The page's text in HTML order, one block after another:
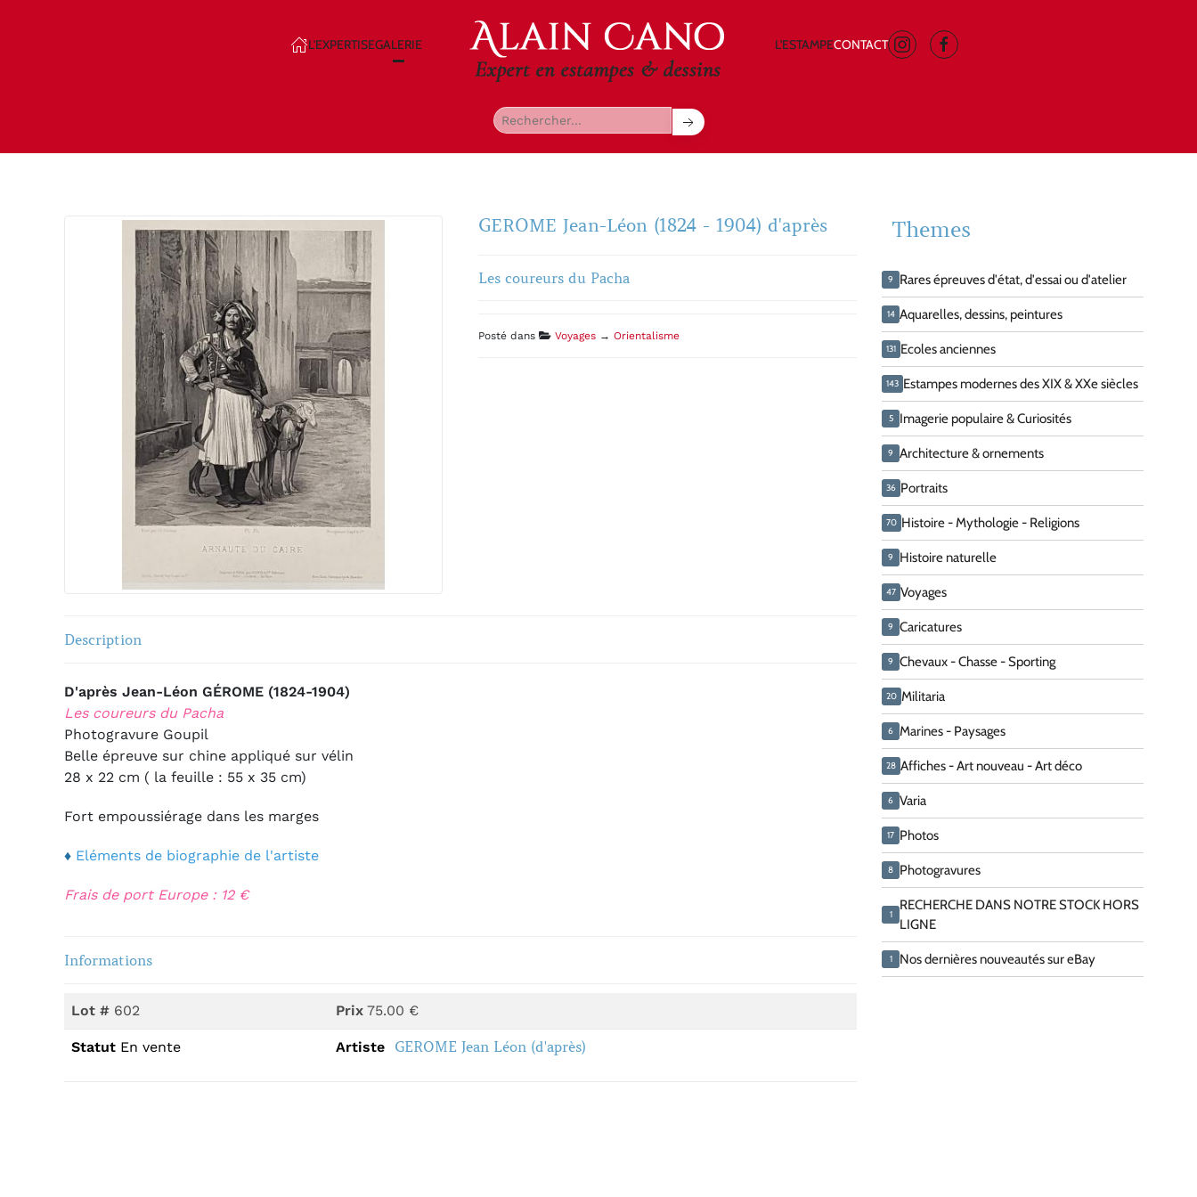
L'EXPERTISEGALERIE L'ESTAMPECONTACT
GEROME Jean-Léon (1824 - 1904) d'après
Les coureurs du Pacha
Posté dans Voyages → Orientalisme
Description
D'après Jean-Léon GÉROME (1824-1904)
Les coureurs du Pacha
Photogravure Goupil
Belle épreuve sur chine appliqué sur vélin
28 x 22 cm ( la feuille : 55 x 35 cm)
Fort empoussiérage dans les marges
♦ Eléments de biographie de l'artiste
Frais de port Europe : 12 €
Informations
Lot # 602 Prix 75.00 €
Statut En vente Artiste GEROME Jean Léon (d'après)
Themes
9 Rares épreuves d'état, d'essai ou d'atelier
14 Aquarelles, dessins, peintures
131 Ecoles anciennes
143 Estampes modernes des XIX & XXe siècles
5 Imagerie populaire & Curiosités
9 Architecture & ornements
36 Portraits
70 Histoire - Mythologie - Religions
9 Histoire naturelle
47 Voyages
9 Caricatures
9 Chevaux - Chasse - Sporting
20 Militaria
6 Marines - Paysages
28 Affiches - Art nouveau - Art déco
6 Varia
17 Photos
8 Photogravures
1
RECHERCHE DANS NOTRE STOCK HORS
LIGNE
1 Nos dernières nouveautés sur eBay